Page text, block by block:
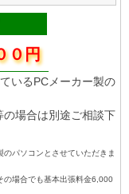
０円
いるPCメーカー製の
場合は別途ご相談下
パソコンとさせていただきま
場合でも基本出張料金6,000